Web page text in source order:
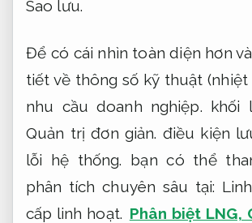
Sao lưu.
Để có cái nhìn toàn diện hơn
tiết về thông số kỹ thuật (nhiệt
nhu cầu doanh nghiệp. khối
Quản trị đơn giản. điều kiện
lỗi hệ thống. bạn có thể
phân tích chuyên sâu tại:
cấp linh hoạt. Phân biệt LNG,